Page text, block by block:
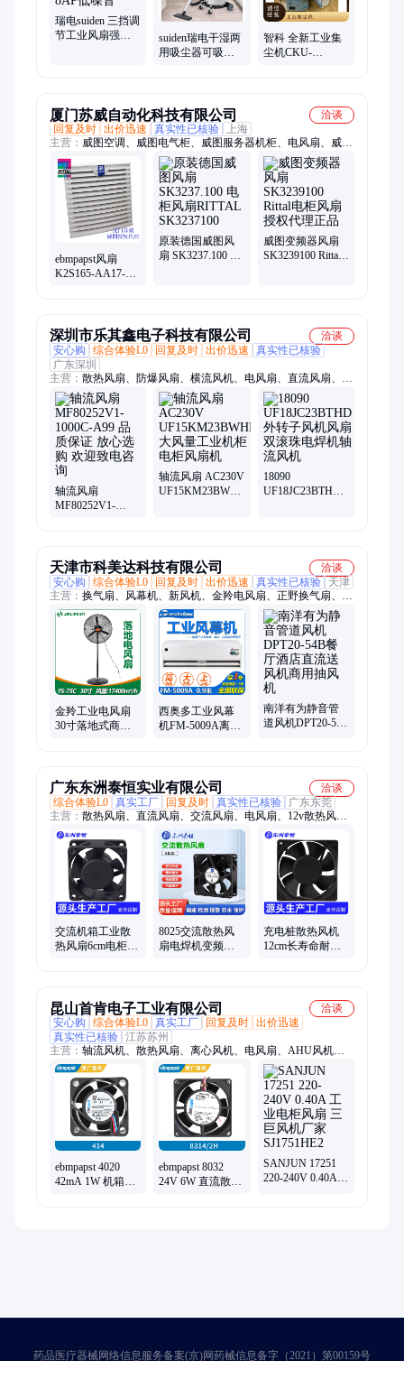
瑞电suiden 三挡调
节工业风扇强力
suiden瑞电干湿两
用吸尘器可吸取
智科 全新工业集
尘机CKU-
厦门苏威自动化科技有限公司
洽谈
回复及时 出价迅速 真实性已核验
上海
主营： 威图空调、威图电气柜、威图服务器机柜、电风扇、威图
AX控制箱、威图风扇、威图授权代理商、SK3302100、
sk3361500、Sk3332540、sk3305540、威图不锈钢箱、威图VX电
柜、威图AE配电箱、威图温控sk3110、威图母线产品、防腐蚀
电柜空调、威图加热器、威图PS机柜、sk3304510、sk3238100
ebmpapst风扇
K2S165-AA17-05
原装德国威图风
扇 SK3237.100 电
威图变频器风扇
SK3239100 Rittal
深圳市乐其鑫电子科技有限公司
洽谈
安心购
综合体验L0 回复及时 出价迅速
真实性已核验
广东深圳
主营： 散热风扇、防爆风扇、横流风机、电风扇、直流风扇、轴
流风扇、离心风扇、防爆风机、储能柜防爆风扇、SUNON散热
风扇、鼓风机、交流风扇、FULLTECH散热风扇、离心风机、横
流风扇、散热风机、储能集装箱防爆风扇、防水风扇、充电桩散
热风扇、直流风机、台湾建准散热风扇、台湾福佑散热风扇、轴
流风机、交流风机、耐高温风扇
轴流风扇
MF80252V1-
轴流风扇 AC230V
UF15KM23BWHF
18090
UF18JC23BTHD
天津市科美达科技有限公司
洽谈
安心购
综合体验L0 回复及时 出价迅速 真实性已核验
天津
主营： 换气扇、风幕机、新风机、金羚电风扇、正野换气扇、绿
岛风换气扇、绿岛风风幕机、松下换气扇、松下风幕机、西奥多
风幕机、绿岛风新风机、南洋有为排气扇、松下新风机、米风风
幕机、正野排风扇、松下干手机、正野静音管道风机、南洋有为
空气幕、拓力换气扇、绿岛风空气幕、南洋有为管道风机、空气
幕、排气扇、排风扇、西奥多暖风机
金羚工业电风扇
30寸落地式商用
西奥多工业风幕
机FM-5009A离心
南洋有为静音管
道风机DPT20-54B
广东东洲泰恒实业有限公司
洽谈
综合体验L0 真实工厂 回复及时 真实性已核验
广东东莞
主营： 散热风扇、直流风扇、交流风扇、电风扇、12v散热风
扇、24v散热风扇、48v散热风扇、机柜风扇、220v散热风扇、直
流鼓风机、服务器风扇、充电桩风扇、离心风机、储能风扇、dc
散热风扇、电源风扇、机箱风扇、变频器风扇、工业风扇、防水
风扇、调速风扇、三线散热风扇、四线散热风扇、轴流风扇
交流机箱工业散
热风扇6cm电柜
8025交流散热风
扇电焊机变频器
充电桩散热风机
12cm长寿命耐高
昆山首肯电子工业有限公司
洽谈
安心购
综合体验L0 真实工厂 回复及时 出价迅速
真实性已核验 江苏苏州
主营： 轴流风机、散热风扇、离心风机、电风扇、AHU风机、
横流风机、ec风机、直流风扇、交流风扇、工业风扇、空调风
机、空调箱风机、AHU离心风机、ahu风机改造、EC风机改造、
空调箱离心风机、冷却塔轴流风机、精密空调离心风机、储能风
机、光伏逆变器风机、数据中心风机、FFU离心风机、EC离心风
机、EC轴流风机、空气处理机组风机、冷凝器风机
ebmpapst 4020
42mA 1W 机箱风
ebmpapst 8032
24V 6W 直流散热
SANJUN 17251
220-240V 0.40A
药品医疗器械网络信息服务备案(京)网药械信息备字（2021）第00159号